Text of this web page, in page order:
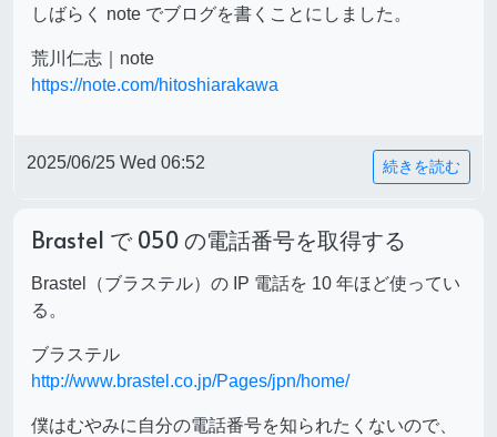
しばらく note でブログを書くことにしました。
荒川仁志｜note
https://note.com/hitoshiarakawa
2025/06/25 Wed 06:52 続きを読む
Brastel で 050 の電話番号を取得する
Brastel（ブラステル）の IP 電話を 10 年ほど使ってい
る。
ブラステル
http://www.brastel.co.jp/Pages/jpn/home/
僕はむやみに自分の電話番号を知られたくないので、